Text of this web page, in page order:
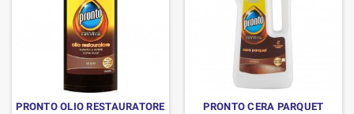
PRONTO OLIO RESTAURATORE
PRONTO CERA PARQUET